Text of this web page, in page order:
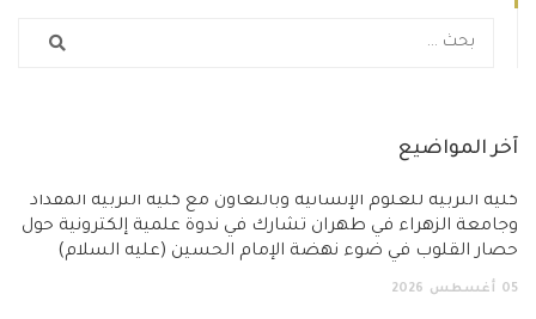
آخر المواضيع
كلية التربية للعلوم الإنسانية وبالتعاون مع كلية التربية المقداد
وجامعة الزهراء في طهران تشارك في ندوة علمية إلكترونية حول
حصار القلوب في ضوء نهضة الإمام الحسين (عليه السلام)
05 أغسطس 2026